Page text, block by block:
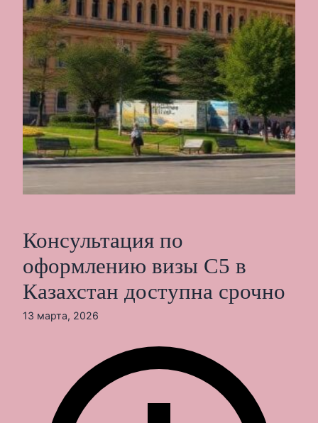
Консультация по
оформлению визы C5 в
Казахстан доступна срочно
13 марта, 2026